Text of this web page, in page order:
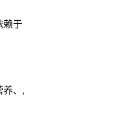
赖于
养、,